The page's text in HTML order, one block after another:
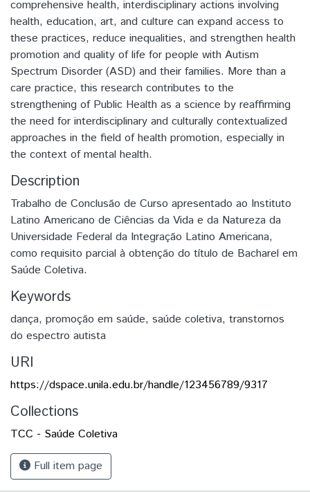
comprehensive health, interdisciplinary actions involving
health, education, art, and culture can expand access to
these practices, reduce inequalities, and strengthen health
promotion and quality of life for people with Autism
Spectrum Disorder (ASD) and their families. More than a
care practice, this research contributes to the
strengthening of Public Health as a science by reaffirming
the need for interdisciplinary and culturally contextualized
approaches in the field of health promotion, especially in
the context of mental health.
Description
Trabalho de Conclusão de Curso apresentado ao Instituto
Latino Americano de Ciências da Vida e da Natureza da
Universidade Federal da Integração Latino Americana,
como requisito parcial à obtenção do título de Bacharel em
Saúde Coletiva.
Keywords
dança, promoção em saúde, saúde coletiva, transtornos
do espectro autista
URI
https://dspace.unila.edu.br/handle/123456789/9317
Collections
TCC - Saúde Coletiva
Full item page